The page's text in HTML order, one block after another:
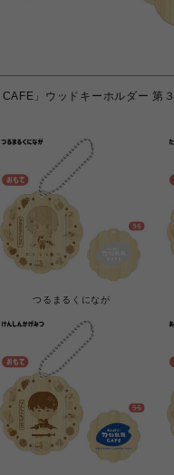
CAFE」ウッドキーホルダー 第
つるまるくになが